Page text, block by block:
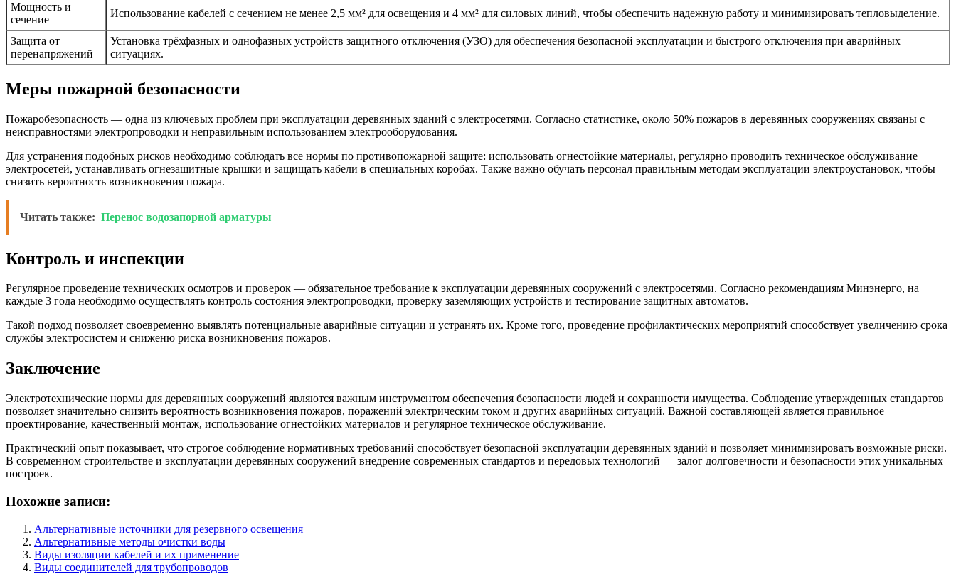
Мощность и
сечение
Использование кабелей с сечением не менее 2,5 мм² для освещения и 4 мм² для силовых линий, чтобы обеспечить надежную работу и минимизировать тепловыделение.
Защита от
перенапряжений
Установка трёхфазных и однофазных устройств защитного отключения (УЗО) для обеспечения безопасной эксплуатации и быстрого отключения при аварийных
ситуациях.
Меры пожарной безопасности
Пожаробезопасность — одна из ключевых проблем при эксплуатации деревянных зданий с электросетями. Согласно статистике, около 50% пожаров в деревянных сооружениях связаны с
неисправностями электропроводки и неправильным использованием электрооборудования.
Для устранения подобных рисков необходимо соблюдать все нормы по противопожарной защите: использовать огнестойкие материалы, регулярно проводить техническое обслуживание
электросетей, устанавливать огнезащитные крышки и защищать кабели в специальных коробах. Также важно обучать персонал правильным методам эксплуатации электроустановок, чтобы
снизить вероятность возникновения пожара.
Читать также: Перенос водозапорной арматуры
Контроль и инспекции
Регулярное проведение технических осмотров и проверок — обязательное требование к эксплуатации деревянных сооружений с электросетями. Согласно рекомендациям Минэнерго, на
каждые 3 года необходимо осуществлять контроль состояния электропроводки, проверку заземляющих устройств и тестирование защитных автоматов.
Такой подход позволяет своевременно выявлять потенциальные аварийные ситуации и устранять их. Кроме того, проведение профилактических мероприятий способствует увеличению срока
службы электросистем и сниженю риска возникновения пожаров.
Заключение
Электротехнические нормы для деревянных сооружений являются важным инструментом обеспечения безопасности людей и сохранности имущества. Соблюдение утвержденных стандартов
позволяет значительно снизить вероятность возникновения пожаров, поражений электрическим током и других аварийных ситуаций. Важной составляющей является правильное
проектирование, качественный монтаж, использование огнестойких материалов и регулярное техническое обслуживание.
Практический опыт показывает, что строгое соблюдение нормативных требований способствует безопасной эксплуатации деревянных зданий и позволяет минимизировать возможные риски.
В современном строительстве и эксплуатации деревянных сооружений внедрение современных стандартов и передовых технологий — залог долговечности и безопасности этих уникальных
построек.
Похожие записи:
Альтернативные источники для резервного освещения
Альтернативные методы очистки воды
Виды изоляции кабелей и их применение
Виды соединителей для трубопроводов